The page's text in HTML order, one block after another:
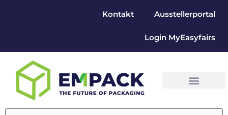
Kontakt Ausstellerportal
Login MyEasyfairs